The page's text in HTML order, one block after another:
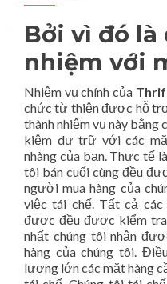
Bởi vì đó là
nhiệm với
Nhiệm vụ chính của
chức từ thiện được hỗ
thành nhiệm vụ này bằng
kiệm dự trữ với các
nhàng của bạn. Thực tế
tôi bán cuối cùng đều
người mua hàng của
việc tái chế. Tất cả các
được đều được kiểm
nhất chúng tôi nhận
hàng của chúng tôi.
lượng lớn các mặt hàng